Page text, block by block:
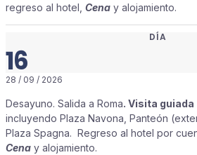
regreso al hotel, Cena y alojamiento.
DÍA
16
28 / 09 / 2026
Desayuno. Salida a Roma. Visita guiada
incluyendo Plaza Navona, Panteón
Plaza Spagna. Regreso al hotel por
Cena y alojamiento.